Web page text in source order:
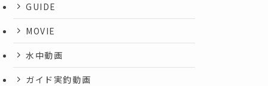
GUIDE
MOVIE
水中動画
ガイド実釣動画